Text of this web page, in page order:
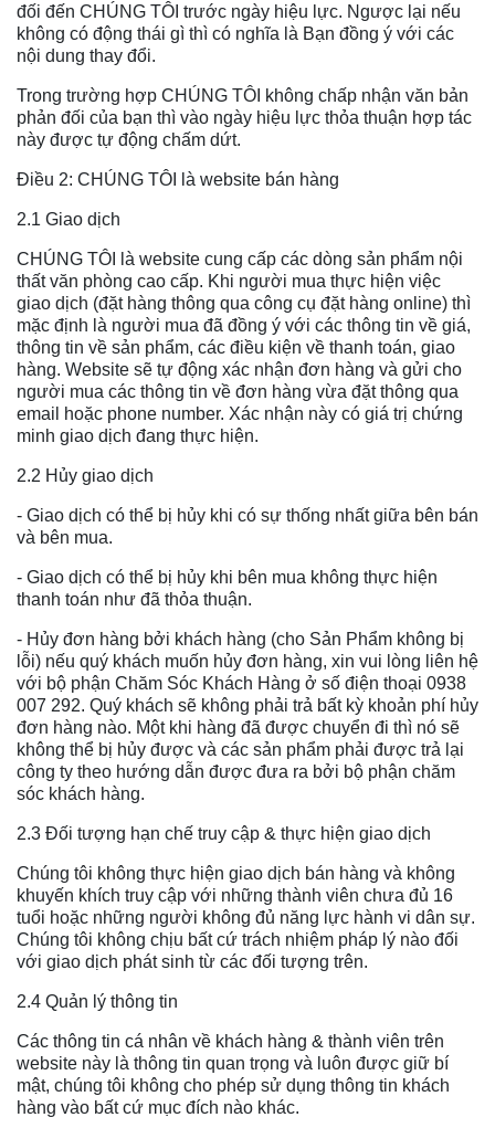
đối đến CHÚNG TÔI trước ngày hiệu lực. Ngược lại nếu
không có động thái gì thì có nghĩa là Bạn đồng ý với các
nội dung thay đổi.
Trong trường hợp CHÚNG TÔI không chấp nhận văn bản
phản đối của bạn thì vào ngày hiệu lực thỏa thuận hợp tác
này được tự động chấm dứt.
Điều 2: CHÚNG TÔI là website bán hàng
2.1 Giao dịch
CHÚNG TÔI là website cung cấp các dòng sản phẩm nội
thất văn phòng cao cấp. Khi người mua thực hiện việc
giao dịch (đặt hàng thông qua công cụ đặt hàng online) thì
mặc định là người mua đã đồng ý với các thông tin về giá,
thông tin về sản phẩm, các điều kiện về thanh toán, giao
hàng. Website sẽ tự động xác nhận đơn hàng và gửi cho
người mua các thông tin về đơn hàng vừa đặt thông qua
email hoặc phone number. Xác nhận này có giá trị chứng
minh giao dịch đang thực hiện.
2.2 Hủy giao dịch
- Giao dịch có thể bị hủy khi có sự thống nhất giữa bên bán
và bên mua.
- Giao dịch có thể bị hủy khi bên mua không thực hiện
thanh toán như đã thỏa thuận.
- Hủy đơn hàng bởi khách hàng (cho Sản Phẩm không bị
lỗi) nếu quý khách muốn hủy đơn hàng, xin vui lòng liên hệ
với bộ phận Chăm Sóc Khách Hàng ở số điện thoại 0938
007 292. Quý khách sẽ không phải trả bất kỳ khoản phí hủy
đơn hàng nào. Một khi hàng đã được chuyển đi thì nó sẽ
không thể bị hủy được và các sản phẩm phải được trả lại
công ty theo hướng dẫn được đưa ra bởi bộ phận chăm
sóc khách hàng.
2.3 Đối tượng hạn chế truy cập & thực hiện giao dịch
Chúng tôi không thực hiện giao dịch bán hàng và không
khuyến khích truy cập với những thành viên chưa đủ 16
tuổi hoặc những người không đủ năng lực hành vi dân sự.
Chúng tôi không chịu bất cứ trách nhiệm pháp lý nào đối
với giao dịch phát sinh từ các đối tượng trên.
2.4 Quản lý thông tin
Các thông tin cá nhân về khách hàng & thành viên trên
website này là thông tin quan trọng và luôn được giữ bí
mật, chúng tôi không cho phép sử dụng thông tin khách
hàng vào bất cứ mục đích nào khác.